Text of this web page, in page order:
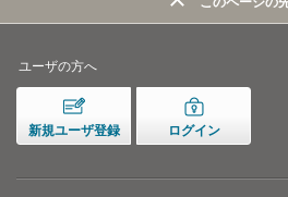
ユーザの方へ
新規ユーザ登録 ログイン